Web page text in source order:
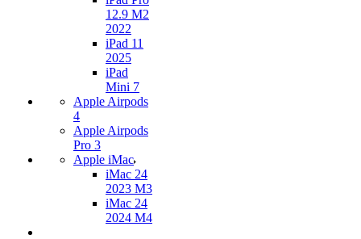
12.9 M2
2022
iPad 11
2025
iPad
Mini 7
Apple Airpods
4
Apple Airpods
Pro 3
Apple iMac
iMac 24
2023 M3
iMac 24
2024 M4